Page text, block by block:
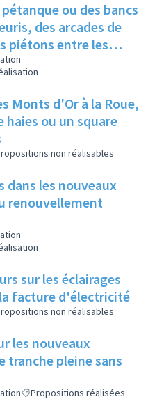
ou des bancs
des arcades de
piétons entre les
Monts d'Or à la Roue,
haies ou un square
non réalisables
renouvellement
sur les éclairages
facture d'électricité
non réalisables
les nouveaux
tranche pleine sans
Propositions réalisées